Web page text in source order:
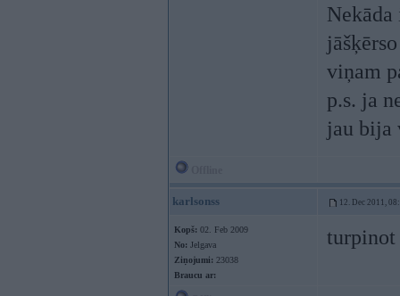
viņam
p.s. ja
jau bija
karlsonss 12. Dec 2011,
Kopš: 02. Feb 2009
No: Jelgava
Ziņojumi: 23038
Braucu ar:
turpinot